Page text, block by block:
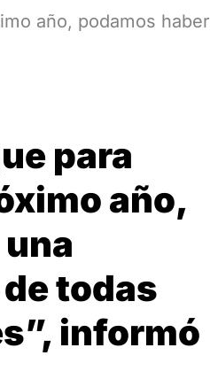
año, podamos haber
para
año,
todas
informó